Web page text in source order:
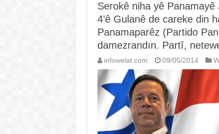
Serokê niha yê
4’ê Gulanê de careke din
Panamaparêz (Partido
damezrandın. Partî,
infowelat.com 09/05/2014